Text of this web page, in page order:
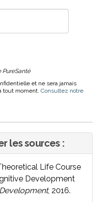
PureSanté
et ne sera jamais
tout moment. Consultez notre
les sources :
Life Course
Development
, 2016.